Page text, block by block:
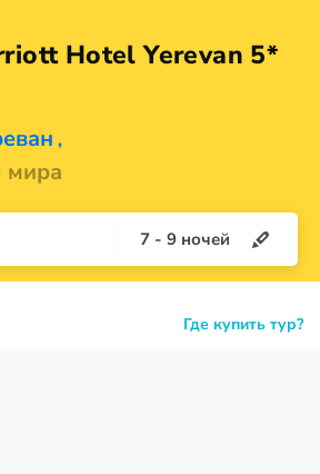
HotelYerevan 5*
,
мира
7 - 9 ночей
Где купить тур?